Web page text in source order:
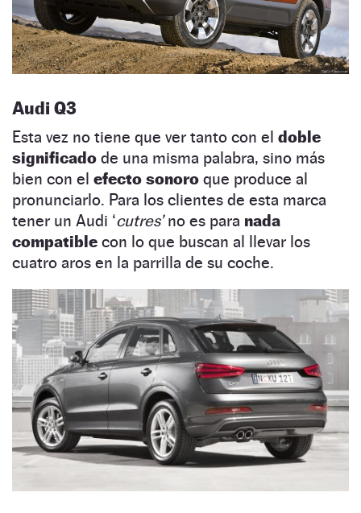
Audi Q3
Esta vez no tiene que ver tanto con el doble
significado de una misma palabra, sino más
bien con el efecto sonoro que produce al
pronunciarlo. Para los clientes de esta marca
tener un Audi ‘cutres’no es para nada
compatible con lo que buscan al llevar los
cuatro aros en la parrilla de su coche.